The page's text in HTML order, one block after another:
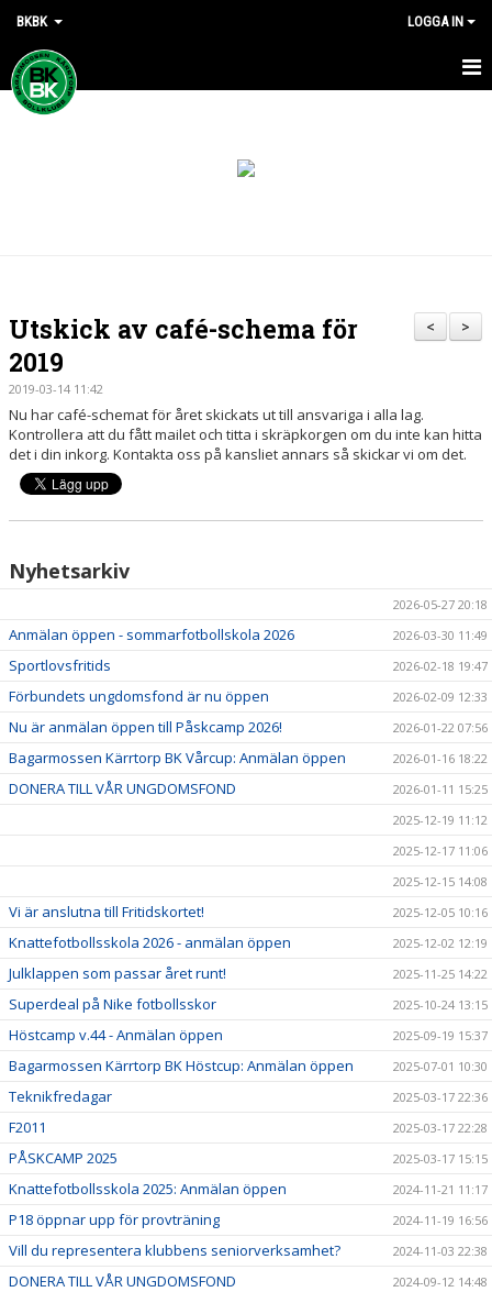
BKBK LOGGA IN
HEM
>
<
Utskick av café-schema för
2019
2019-03-14 11:42
Nu har café-schemat för året skickats ut till ansvariga i alla lag.
Kontrollera att du fått mailet och titta i skräpkorgen om du inte kan hitta
det i din inkorg. Kontakta oss på kansliet annars så skickar vi om det.
Nyhetsarkiv
2026-05-27 20:18
Anmälan öppen - sommarfotbollskola 2026 2026-03-30 11:49
Sportlovsfritids 2026-02-18 19:47
Förbundets ungdomsfond är nu öppen 2026-02-09 12:33
Nu är anmälan öppen till Påskcamp 2026! 2026-01-22 07:56
Bagarmossen Kärrtorp BK Vårcup: Anmälan öppen 2026-01-16 18:22
DONERA TILL VÅR UNGDOMSFOND
2026-01-11 15:25
2025-12-19 11:12
2025-12-17 11:06
2025-12-15 14:08
Vi är anslutna till Fritidskortet! 2025-12-05 10:16
Knattefotbollsskola 2026 - anmälan öppen 2025-12-02 12:19
Julklappen som passar året runt! 2025-11-25 14:22
Superdeal på Nike fotbollsskor 2025-10-24 13:15
Höstcamp v.44 - Anmälan öppen 2025-09-19 15:37
Bagarmossen Kärrtorp BK Höstcup: Anmälan öppen 2025-07-01 10:30
Teknikfredagar 2025-03-17 22:36
F2011 2025-03-17 22:28
PÅSKCAMP 2025 2025-03-17 15:15
Knattefotbollsskola 2025: Anmälan öppen 2024-11-21 11:17
P18 öppnar upp för provträning 2024-11-19 16:56
Vill du representera klubbens seniorverksamhet? 2024-11-03 22:38
DONERA TILL VÅR UNGDOMSFOND 2024-09-12 14:48